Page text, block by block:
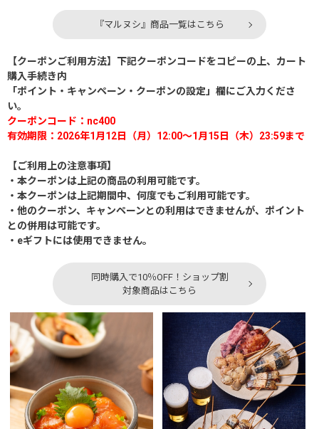
『マルヌシ』商品一覧はこちら
【クーポンご利用方法】下記クーポンコードをコピーの上、カート
購入手続き内
「ポイント・キャンペーン・クーポンの設定」欄にご入力くださ
い。
クーポンコード：nc400
有効期限：2026年1月12日（月）12:00～1月15日（木）23:59まで
【ご利用上の注意事項】
・本クーポンは上記の商品の利用可能です。
・本クーポンは上記期間中、何度でもご利用可能です。
・他のクーポン、キャンペーンとの利用はできませんが、ポイント
との併用は可能です。
・eギフトには使用できません。
同時購入で10％OFF！ショップ割
対象商品はこちら